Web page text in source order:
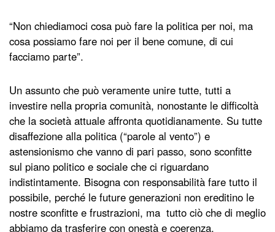
“Non chiediamoci cosa può fare la politica per noi, ma
cosa possiamo fare noi per il bene comune, di cui
facciamo parte”.
Un assunto che può veramente unire tutte, tutti a
investire nella propria comunità, nonostante le difficoltà
che la società attuale affronta quotidianamente. Su tutte
disaffezione alla politica (“parole al vento”) e
astensionismo che vanno di pari passo, sono sconfitte
sul piano politico e sociale che ci riguardano
indistintamente. Bisogna con responsabilità fare tutto il
possibile, perché le future generazioni non ereditino le
nostre sconfitte e frustrazioni, ma tutto ciò che di meglio
abbiamo da trasferire con onestà e coerenza.